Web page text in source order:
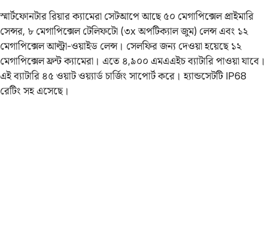
স্মার্টফোনটার রিয়ার ক্যামেরা সেটআপে আছে ৫০ মেগাপিক্সেল প্রাইমারি
সেন্সর, ৮ মেগাপিক্সেল টেলিফটো (৩x অপটিক্যাল জুম) লেন্স এবং ১২
মেগাপিক্সেল আল্ট্রা-ওয়াইড লেন্স। সেলফির জন্য দেওয়া হয়েছে ১২
মেগাপিক্সেল ফ্রন্ট ক্যামেরা। এতে ৪,৯০০ এমএএইচ ব্যাটারি পাওয়া যাবে।
এই ব্যাটারি ৪৫ ওয়াট ওয়্যার্ড চার্জিং সাপোর্ট করে। হ্যান্ডসেটটি IP68
রেটিং সহ এসেছে।